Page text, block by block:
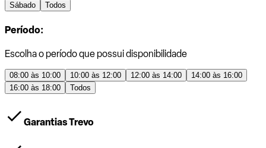
Sábado
Todos
Período:
Escolha o período que possui disponibilidade
08:00 às 10:00 10:00 às 12:00 12:00 às 14:00
14:00 às 16:00
16:00 às 18:00
Todos
Garantias Trevo